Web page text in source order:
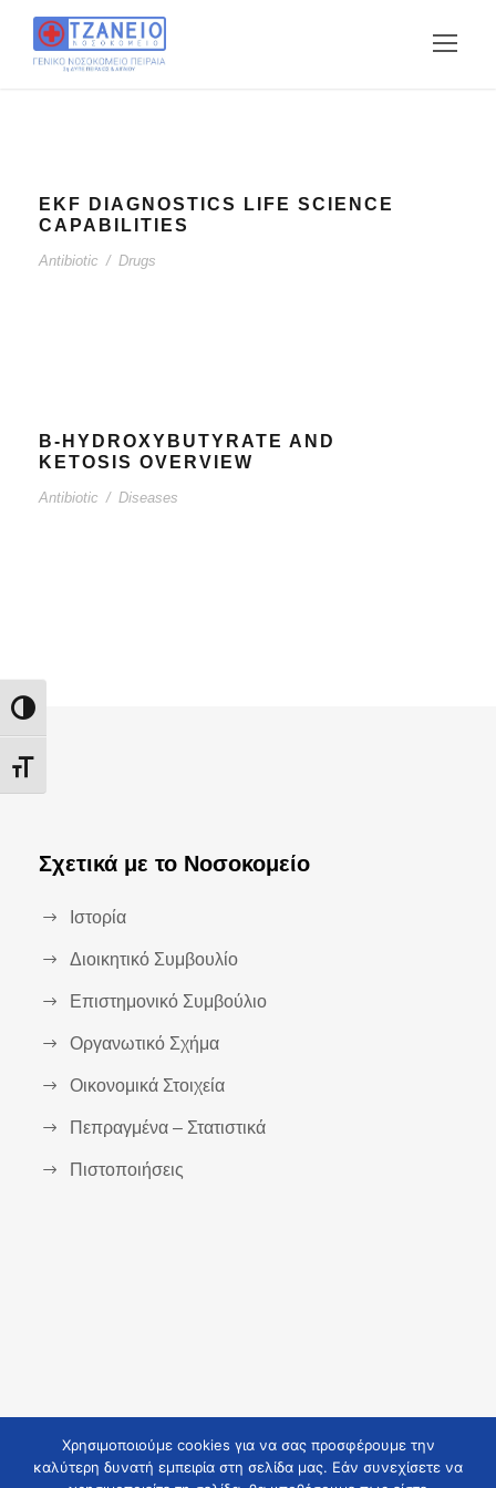
Εναλλαγή Υψηλής Αντίθεσης
Εναλλαγή Μεγέθους Γραμμάτων
EKF DIAGNOSTICS LIFE SCIENCE
CAPABILITIES
Antibiotic / Drugs
B-HYDROXYBUTYRATE AND
KETOSIS OVERVIEW
Antibiotic / Diseases
Σχετικά με το Νοσοκομείο
Ιστορία
Διοικητικό Συμβουλίο
Επιστημονικό Συμβούλιο
Οργανωτικό Σχήμα
Οικονομικά Στοιχεία
Πεπραγμένα – Στατιστικά
Πιστοποιήσεις
Χρησιμοποιούμε cookies για να σας προσφέρουμε την
καλύτερη δυνατή εμπειρία στη σελίδα μας. Εάν συνεχίσετε να